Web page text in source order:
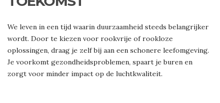
We leven in een tijd waarin duurzaamheid steeds belangrijker
wordt. Door te kiezen voor rookvrije of rookloze
oplossingen, draag je zelf bij aan een schonere leefomgeving.
Je voorkomt gezondheidsproblemen, spaart je buren en
zorgt voor minder impact op de luchtkwaliteit.